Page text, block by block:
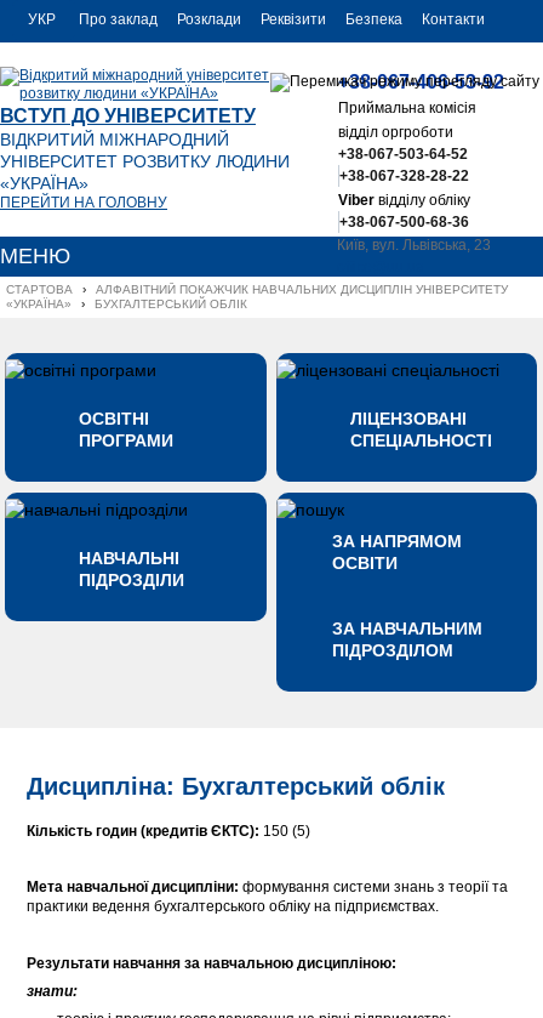
УКР
ENG
Про заклад Розклади Реквізити Безпека Контакти
ВСТУП ДО УНІВЕРСИТЕТУ
ВІДКРИТИЙ МІЖНАРОДНИЙ
УНІВЕРСИТЕТ РОЗВИТКУ ЛЮДИНИ
«УКРАЇНА»
ПЕРЕЙТИ НА ГОЛОВНУ
+38-067-406-53-92
Приймальна комісія
відділ оргроботи
+38-067-503-64-52
+38-067-328-28-22
Viberвідділу обліку
+38-067-500-68-36
Київ, вул. Львівська, 23
МЕНЮ
СТАРТОВА ›
АЛФАВІТНИЙ ПОКАЖЧИК НАВЧАЛЬНИХ ДИСЦИПЛІН УНІВЕРСИТЕТУ
«УКРАЇНА»
› БУХГАЛТЕРСЬКИЙ ОБЛІК
ОСВІТНІ
ПРОГРАМИ
ЛІЦЕНЗОВАНІ
СПЕЦІАЛЬНОСТІ
НАВЧАЛЬНІ
ПІДРОЗДІЛИ
ЗА НАПРЯМОМ
ОСВІТИ
ЗА НАВЧАЛЬНИМ
ПІДРОЗДІЛОМ
Дисципліна: Бухгалтерський облік
Кількість годин (кредитів ЄКТС): 150 (5)
Мета навчальної дисципліни: формування системи знань з теорії та
практики ведення бухгалтерського обліку на підприємствах.
Результати навчання за навчальною дисципліною:
знати: